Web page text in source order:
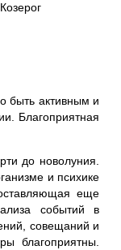
Козерог
быть активным и
Благоприятная
до новолуния.
и психике
еще
событий в
совещаний и
благоприятны.